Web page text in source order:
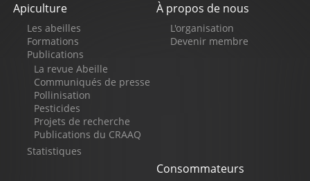
Pied
de
page
À propos de nous
L'organisation
Devenir membre
Apiculture
Les abeilles
Formations
Publications
La revue Abeille
Communiqués de presse
Pollinisation
Pesticides
Projets de recherche
Publications du CRAAQ
Statistiques
Consommateurs